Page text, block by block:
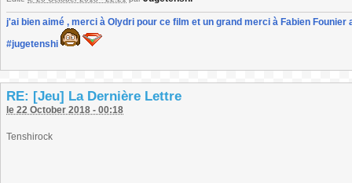
j'ai bien aimé , merci à Olydri pour ce film et un grand merci à Fabien
#jugetenshi
RE: [Jeu] La Dernière Lettre
le 22 October 2018 - 00:18
Tenshirock